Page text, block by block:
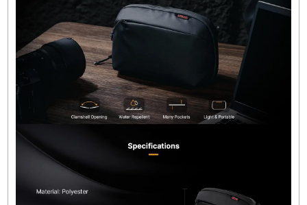
hızlı erişim gerektiren durumlarda pratik
sağlar.
Ulanzi TRAKER serisinin kaliteli malzeme
taşıyan BP06 modeli; iş seyahatleri,
kullanım, outdoor çekimler, stüdyo
elektronik ekipmanların güvenli taşınması
ideal bir çözümdür. Kompakt boyutuna
sunduğu geniş iç hacim, akıllı bölme
suya dayanıklı yapısı sayesinde
aksesuarlarınızı düzenli ve korunaklı